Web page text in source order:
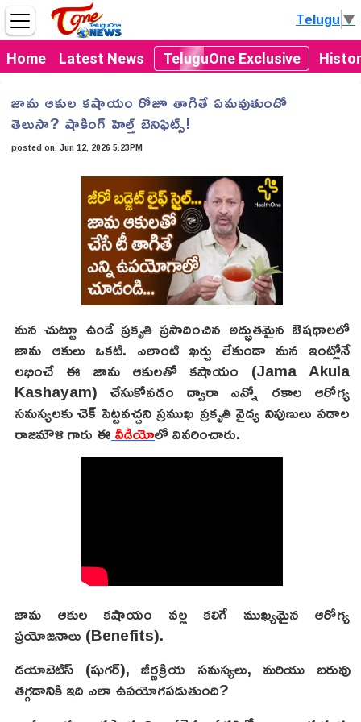
Home Latest News TeluguOne Exclusive
Telugu▼
జామ ఆకుల కషాయం రోజూ తాగితే ఏమవుతుందో
తెలుసా? షాకింగ్ హెల్త్ బెనిఫిట్స్!
posted on:Jun 12, 2026 5:23PM
మన చుట్టూ ఉండే ప్రకృతి ప్రసాదించిన అద్భుతమైన ఔషధాలలో
జామ ఆకులు ఒకటి. ఎలాంటి ఖర్చు లేకుండా మన ఇంట్లోనే
లభించే ఈ జామ ఆకులతో కషాయం (Jama Akula
Kashayam) చేసుకోవడం ద్వారా ఎన్నో రకాల ఆరోగ్య
సమస్యలకు చెక్ పెట్టవచ్చని ప్రముఖ ప్రకృతి వైద్య నిపుణులు పడాల
రాజమౌళి గారు ఈవీడియోలో వివరించారు.
జామ ఆకుల కషాయం వల్ల కలిగే ముఖ్యమైన ఆరోగ్య
ప్రయోజనాలు (Benefits).
డయాబెటిస్ (షుగర్), జీర్ణక్రియ సమస్యలు, మరియు బరువు
తగ్గడానికి ఇది ఎలా ఉపయోగపడుతుంది?